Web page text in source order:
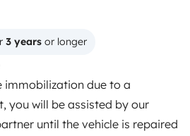
3 years or longer
immobilization due to a
you will be assisted by our
until the vehicle is repaired